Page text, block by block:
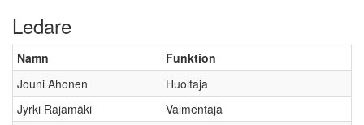
Ledare
Namn
Funktion
Jouni Ahonen
Huoltaja
Jyrki Rajamäki
Valmentaja